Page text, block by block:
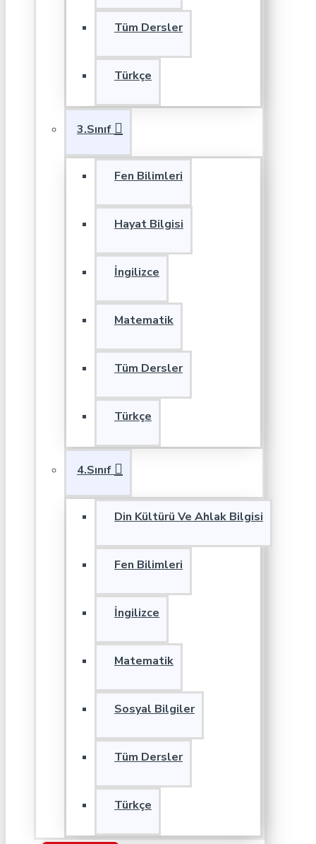
Tüm Dersler
Türkçe
3.Sınıf
Fen Bilimleri
Hayat Bilgisi
İngilizce
Matematik
Tüm Dersler
Türkçe
4.Sınıf
Din Kültürü Ve Ahlak Bilgisi
Fen Bilimleri
İngilizce
Matematik
Sosyal Bilgiler
Tüm Dersler
Türkçe